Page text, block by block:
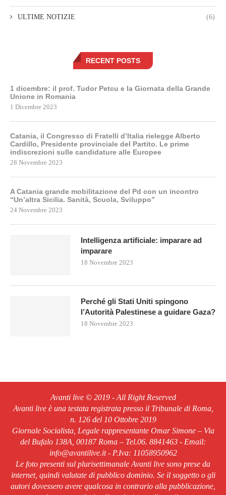
ULTIME NOTIZIE (6)
RECENT POSTS
1 dicembre: il prof. Tudor Petcu e la Giornata della Grande
Unione in Romania
1 Dicembre 2023
Catania, il Congresso di Fratelli d’Italia rielegge Alberto
Cardillo, Presidente provinciale del Partito. Le prime
indiscrezioni sulle candidature alle Europee
28 Novembre 2023
A Catania grande mobilitazione del Pd con un incontro
“Un’altra Sicilia. Sanità, Scuola, Sviluppo”
24 Novembre 2023
Intelligenza artificiale: imparare ad
imparare
18 Novembre 2023
Perché gli Stati Uniti spingono
l’Autorità Palestinese a guidare Gaza?
18 Novembre 2023
Avanti live © 2019 - All Right Reserved
Avanti live è una testata registrata presso il Tribunale di Roma,
n. 126 del 10 Ottobre 2019
Giornale Socialista, Legale rappresentante Omar Simone – Via
del Bufalo 138A, 00187 Roma – Tel.06. 8841463 - Email:
info@avantilive.it - P.Iva: 11058950962
Le foto presenti sul plurisettimanale Avanti live sono prese da
internet, quindi valutate di pubblico dominio. Se il soggetto o gli
autori dovessero avere qualcosa in contrario alla pubblicazione,